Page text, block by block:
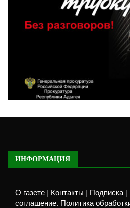
ИНФОРМАЦИЯ
О газете Контакты Подписка
соглашение. Политика